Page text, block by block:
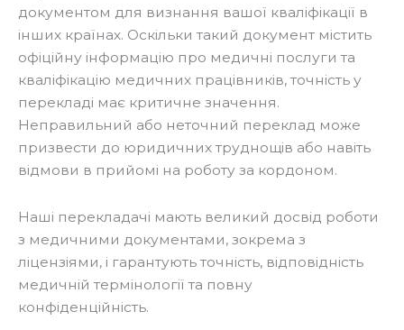
документом для визнання вашої кваліфікації в
інших країнах. Оскільки такий документ містить
офіційну інформацію про медичні послуги та
кваліфікацію медичних працівників, точність у
перекладі має критичне значення.
Неправильний або неточний переклад може
призвести до юридичних труднощів або навіть
відмови в прийомі на роботу за кордоном.
Наші перекладачі мають великий досвід роботи
з медичними документами, зокрема з
ліцензіями, і гарантують точність, відповідність
медичній термінології та повну
конфіденційність.